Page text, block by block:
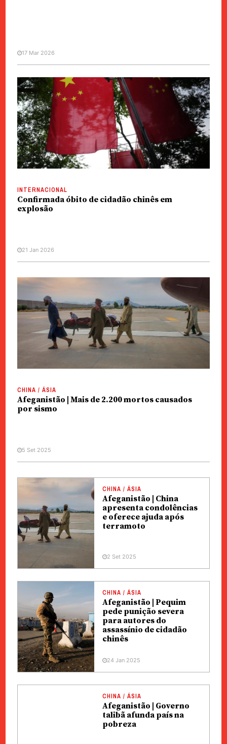
CHINA / ÁSIA
Afeganistão / Paquistão | Pequim
envia emissário para tentar
cessar-fogo
17 Mar 2026
INTERNACIONAL
Confirmada óbito de cidadão chinês em
explosão
21 Jan 2026
CHINA / ÁSIA
Afeganistão | Mais de 2.200 mortos causados
por sismo
5 Set 2025
CHINA / ÁSIA
Afeganistão | China
apresenta condolências
e oferece ajuda após
terramoto
2 Set 2025
CHINA / ÁSIA
Afeganistão | Pequim
pede punição severa
para autores do
assassínio de cidadão
chinês
24 Jan 2025
CHINA / ÁSIA
Afeganistão | Governo
talibã afunda país na
pobreza